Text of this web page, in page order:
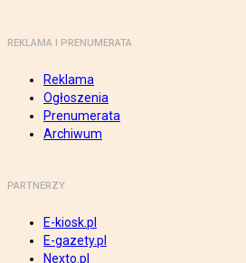
REKLAMA I PRENUMERATA
Reklama
Ogłoszenia
Prenumerata
Archiwum
PARTNERZY
E-kiosk.pl
E-gazety.pl
Nexto.pl